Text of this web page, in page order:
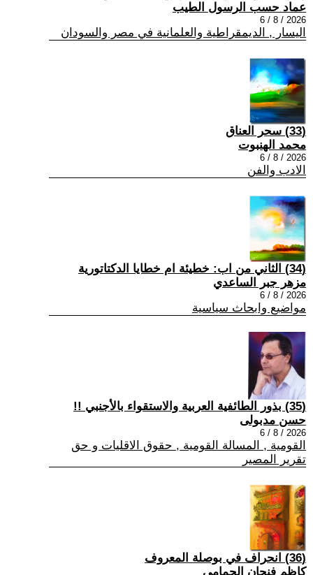
عماد حسب الرسول الطيب
2026 / 8 / 6
اليسار , الديمقراطية والعلمانية في مصر والسودان
(33) سحر العناق
محمد الهنبوت
2026 / 8 / 6
الادب والفن
(34) الثاني من اب: خطيئة ام خطايا الدكتاتورية
مزهر جبر الساعدي
2026 / 8 / 6
مواضيع وابحاث سياسية
(35) بذور الطائفية العربية والاستقواء بالأجنبي !!
حسن مدبولى
2026 / 8 / 6
القومية , المسالة القومية , حقوق الاقليات و حق
تقرير المصير
(36) انحراف في بوصلة المعروف
كاظم فنجان الحمامي